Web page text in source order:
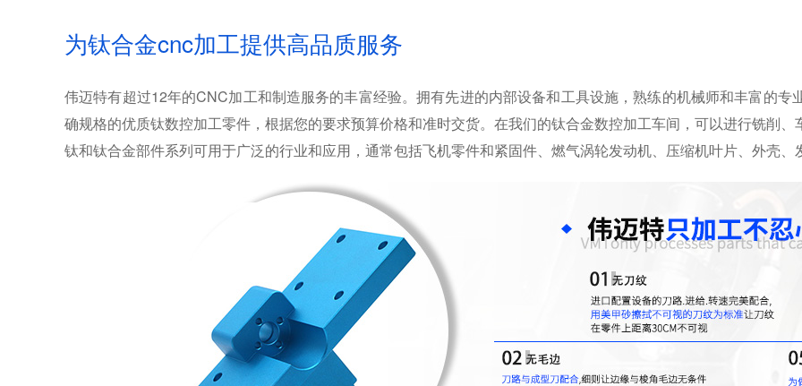
为钛合金cnc加工提供高品质服务
伟迈特有超过12年的CNC加工和制造服务的丰富经验。拥有先进的内部设备和工具设施，熟练的机械师和丰富的
确规格的优质钛数控加工零件，根据您的要求预算价格和准时交货。在我们的钛合金数控加工车间，可以进行铣削
钛和钛合金部件系列可用于广泛的行业和应用，通常包括飞机零件和紧固件、燃气涡轮发动机、压缩机叶片、外壳